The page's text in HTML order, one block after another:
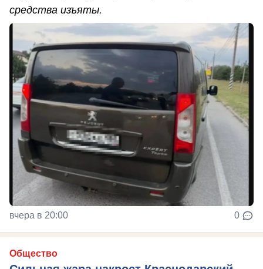
средства изъяты.
вчера в 20:00 0
Общество